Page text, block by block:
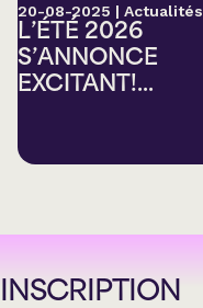
20-08-2025 | Actualités
L’ÉTÉ 2026
S’ANNONCE
EXCITANT!...
INSCRIPTION